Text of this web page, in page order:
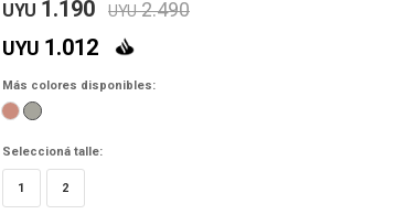
UYU 1.190 UYU 2.490
UYU 1.012
Más colores disponibles:
Seleccioná talle:
1 2